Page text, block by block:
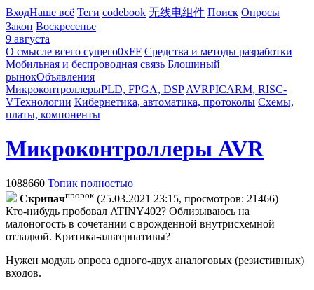
ВходНаше всё Теги codebook 无线电组件 Поиск Опросы
Закон Воскресенье
9 августа
О смысле всего сущего0xFF Средства и методы разработки
Мобильная и беспроводная связь Блошиный
рынокОбъявления
МикроконтроллерыPLD, FPGA, DSP AVRPICARM, RISC-
VТехнологии Кибернетика, автоматика, протоколы Схемы,
платы, компоненты
Микроконтроллеры AVR
1088660 Топик полностью
Cкpипaчпророк (25.03.2021 23:15, просмотров: 21466)
Кто-нибудь пробовал ATINY402? Облизываюсь на
малоногость в сочетании с врожденной внутрисхемной
отладкой. Критика-альтернативы?
Нужен модуль опроса одного-двух аналоговых (резистивных)
входов.